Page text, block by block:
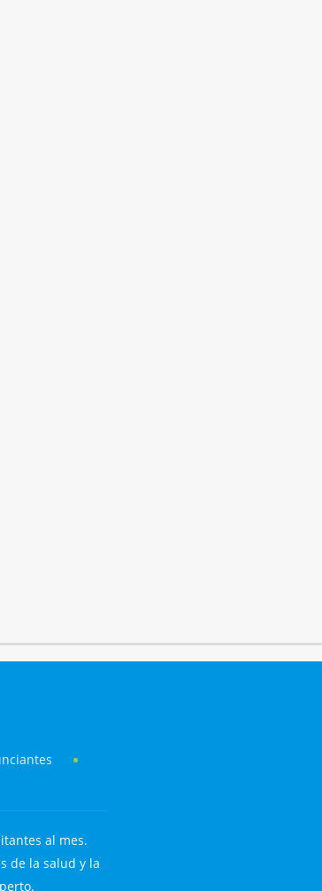
al mes.
de la salud y la